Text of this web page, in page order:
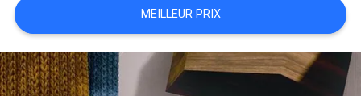
DEMANDEZ
UN DEVIS
MEILLEUR PRIX